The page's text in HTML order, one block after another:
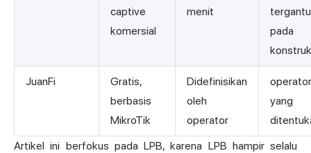
captive
komersial
menit
pada
JuanFi
Gratis,
berbasis
MikroTik
Didefinisikan
oleh
operator
operator
yang
Artikel ini berfokus pada LPB, karena LPB hampir selalu